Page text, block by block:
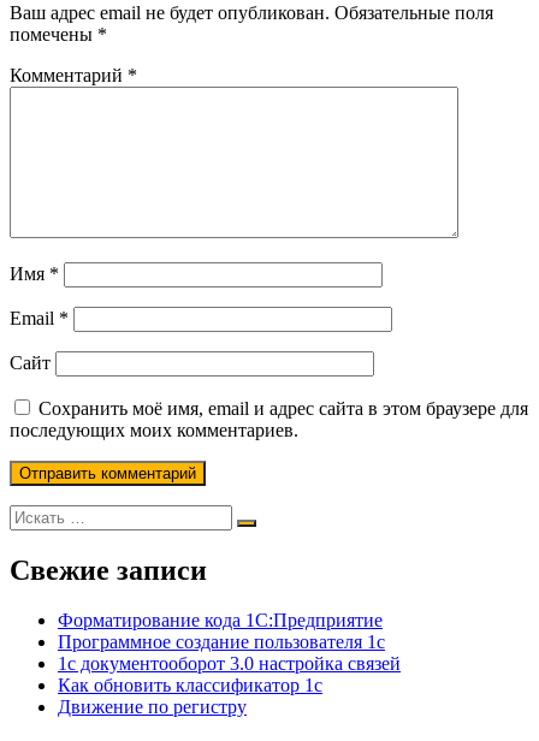
Ваш адрес email не будет опубликован. Обязательные поля
помечены *
Комментарий *
Имя *
Email *
Сайт
Сохранить моё имя, email и адрес сайта в этом браузере для
последующих моих комментариев.
Свежие записи
Форматирование кода 1С:Предприятие
Программное создание пользователя 1с
1с документооборот 3.0 настройка связей
Как обновить классификатор 1с
Движение по регистру